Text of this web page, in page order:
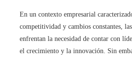
En un contexto empresarial
competitividad y cambios constantes,
enfrentan la necesidad de contar con
el crecimiento y la innovación. Sin